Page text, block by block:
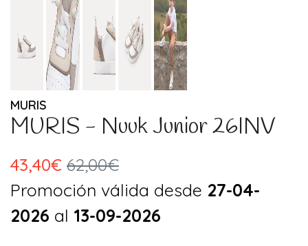
MURIS
MURIS - Nuuk Junior 26INV
43,40€ 62,00€
Promoción válida desde 27-04-
2026 al 13-09-2026